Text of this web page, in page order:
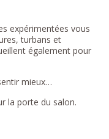
expérimentées vous
turbans et
également pour
mieux…
la porte du salon.